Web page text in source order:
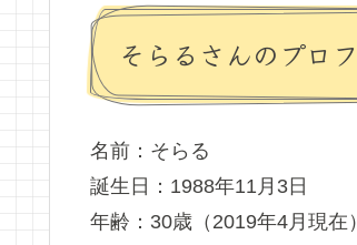
そらるさんのプロ
名前：そらる
誕生日：1988年11月3日
年齢：30歳（2019年4月現在）